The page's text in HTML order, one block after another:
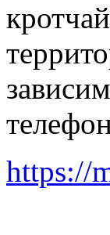
https://